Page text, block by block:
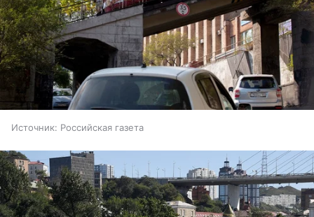
Источник: Российская газета